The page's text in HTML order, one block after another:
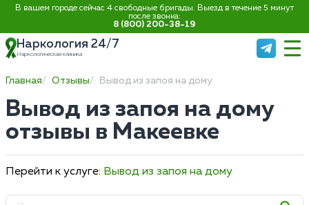
В вашем городе сейчас 4 свободные бригады. Выезд в течение 5 минут
после звонка:
8 (800) 200-38-19
Наркология 24/7
Наркологическая клиника
Главная Отзывы Вывод из запоя на дому
Вывод из запоя на дому
отзывы в Макеевке
Перейти к услуге: Вывод из запоя на дому